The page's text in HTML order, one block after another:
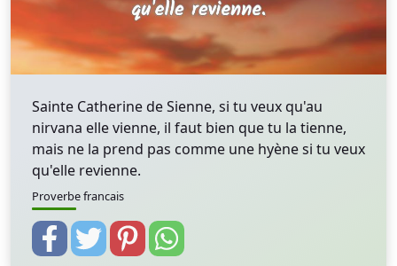
Sainte Catherine de Sienne, si tu veux qu'au
nirvana elle vienne, il faut bien que tu la tienne,
mais ne la prend pas comme une hyène si tu veux
qu'elle revienne.
Proverbe francais